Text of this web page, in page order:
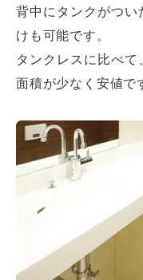
背中にタンクがつ
けも可能です。
タンクレスに比べ
面積が少なく安値で